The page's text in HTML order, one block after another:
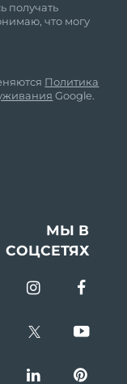
получать
что могу
Политика
Google.
МЫ В
СОЦСЕТЯХ